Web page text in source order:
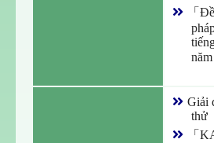
「
năm
Giải
thử
「